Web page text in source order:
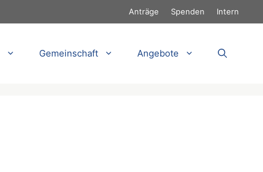
Anträge Spenden Intern
Gemeinschaft Angebote